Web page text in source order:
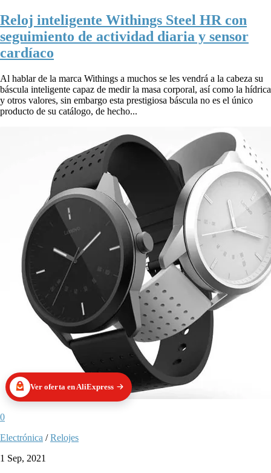
Reloj inteligente Withings Steel HR con
seguimiento de actividad diaria y sensor
cardíaco
Al hablar de la marca Withings a muchos se les vendrá a la cabeza su
báscula inteligente capaz de medir la masa corporal, así como la hídrica
y otros valores, sin embargo esta prestigiosa báscula no es el único
producto de su catálogo, de hecho...
Ver oferta en AliExpress
0
Electrónica /Relojes
1 Sep, 2021